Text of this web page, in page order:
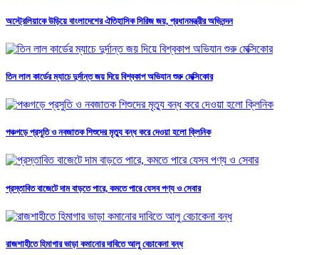
অস্ট্রেলিয়াকে উড়িয়ে বাংলাদেশের ঐতিহাসিক সিরিজ জয়, প্রধানমন্ত্রীর অভিনন্দন
তিন লাল কার্ডের ম্যাচে দুর্দান্ত জয় দিয়ে বিশ্বকাপ অভিযান শুরু মেক্সিকোর
পঞ্চগড়ে প্রসুতি ও নবজাতক শিশুদের মৃত্যু বন্ধ করে দেওয়া হলো ক্লিনিক
প্রস্তাবিত বাজেটে দাম বাড়তে পারে, কমতে পারে যেসব পণ্য ও সেবার
রাজশাহীতে হিমাগার ভাড়া কমানোর দাবিতে আলু বেচাকেনা বন্ধ